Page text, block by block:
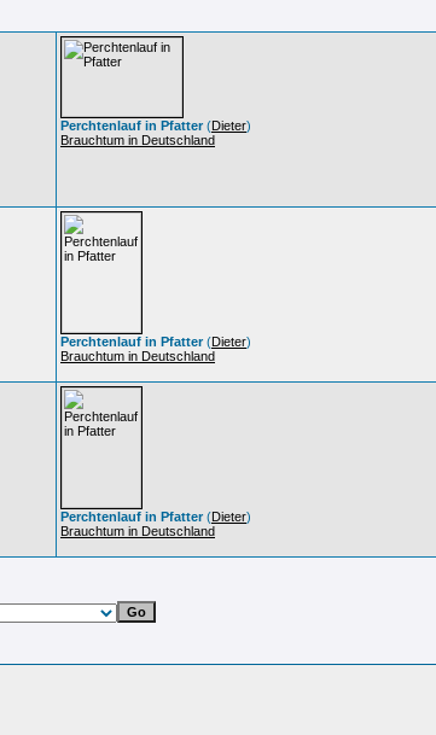
Perchtenlauf in Pfatter(Dieter)
Brauchtum in Deutschland
Perchtenlauf in Pfatter(Dieter)
Brauchtum in Deutschland
Perchtenlauf in Pfatter(Dieter)
Brauchtum in Deutschland